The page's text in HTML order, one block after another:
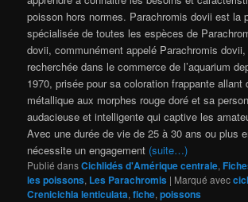
poisson hors normes. Parachromis dovii est la
spécialisée de toutes les espèces de
dovii, communément appelé Parachromis
recherchée dans le commerce de l’aquarium
1970, prisée pour sa coloration frappante allant
métallique aux morphes rouge doré et sa
audacieuse et intelligente qui captive les
Avec une durée de vie de 25 à 30 ans ou plus
nécessite un engagement (suite…)
Publié dansCichlidés d'Amérique centrale,
les poissons, Les Parachromis | Marqué avec
Crenicichla lenticulata,fiche,poissons